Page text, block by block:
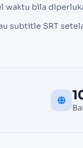
waktu bila
subtitle SRT